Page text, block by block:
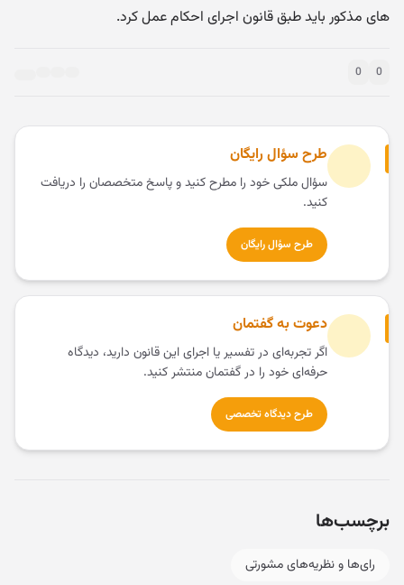
های مذکور باید طبق قانون اجرای احکام عمل کرد.
0
0
طرح سؤال رایگان
سؤال ملکی خود را مطرح کنید و پاسخ متخصصان را دریافت
کنید.
طرح سؤال رایگان
دعوت به گفتمان
اگر تجربه‌ای در تفسیر یا اجرای این قانون دارید، دیدگاه
حرفه‌ای خود را در گفتمان منتشر کنید.
طرح دیدگاه تخصصی
برچسب‌ها
رای‌ها و نظریه‌های مشورتی